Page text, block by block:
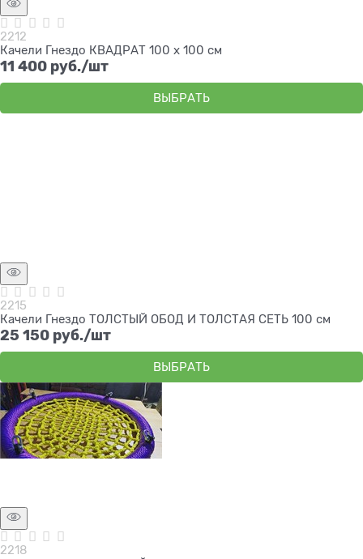
2212
Качели Гнездо КВАДРАТ 100 х 100 см
11 400 руб./шт
ВЫБРАТЬ
2215
Качели Гнездо ТОЛСТЫЙ ОБОД И ТОЛСТАЯ СЕТЬ 100 см
25 150 руб./шт
ВЫБРАТЬ
2218